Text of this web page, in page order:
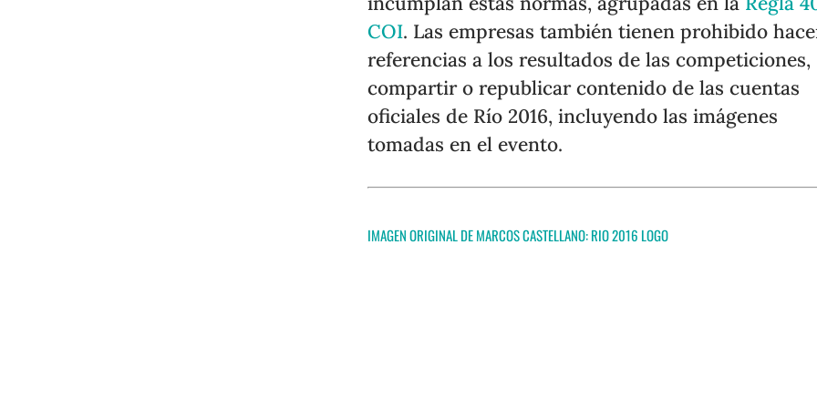
COI. Las empresas también tienen prohibido
referencias a los resultados de las competiciones,
compartir o republicar contenido de las cuentas
oficiales de Río 2016, incluyendo las imágenes
tomadas en el evento.
IMAGEN ORIGINAL DE MARCOS CASTELLANO:RIO 2016 LOGO